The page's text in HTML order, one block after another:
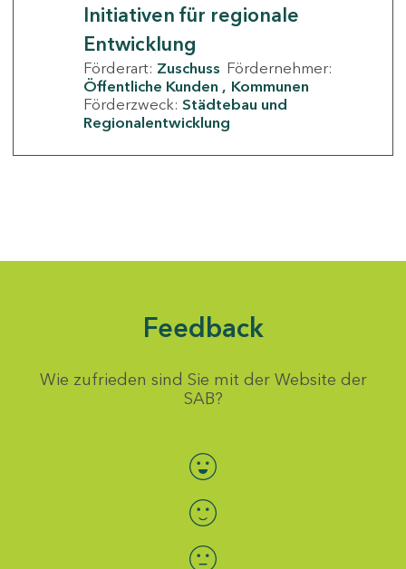
Initiativen für regionale
Entwicklung
Förderart: Zuschuss Fördernehmer:
Öffentliche Kunden
Kommunen
Förderzweck: Städtebau und
Regionalentwicklung
Feedback
Wie zufrieden sind Sie mit der Website der
SAB?
Bewertung auswählen